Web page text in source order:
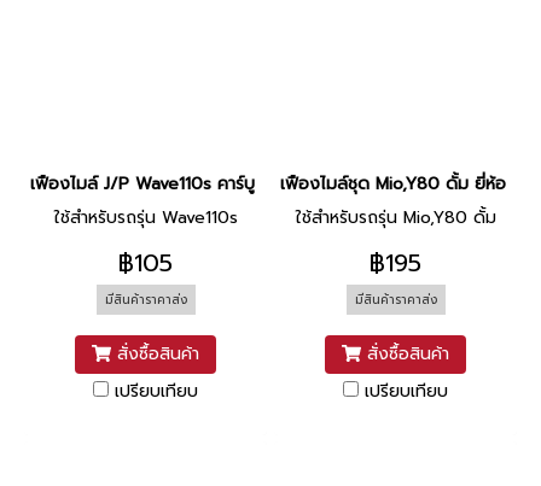
เฟืองไมล์ J/P Wave110s คาร์บู ยี่ห้อ Washi
ใช้สำหรับรถรุ่น Wave110s
฿105
มีสินค้าราคาส่ง
สั่งซื้อสินค้า
เปรียบเทียบ
เฟืองไมล์ชุด Mio,Y80 ดั้ม ยี่ห้อ
ใช้สำหรับรถรุ่น Mio,Y80 ดั้ม
฿195
มีสินค้าราคาส่ง
สั่งซื้อสินค้า
เปรียบเทียบ